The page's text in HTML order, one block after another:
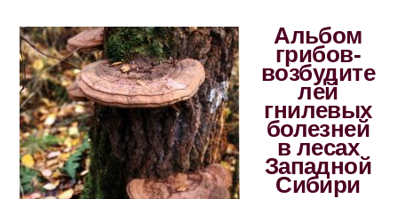
Альбом
грибов-
возбудите
лей
гнилевых
болезней
в лесах
Западной
Сибири